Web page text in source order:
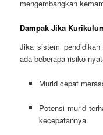
mengembangkan
Dampak Jika
Jika sistem
ada beberapa risiko
Murid cepat
Potensi murid
kecepatannya.